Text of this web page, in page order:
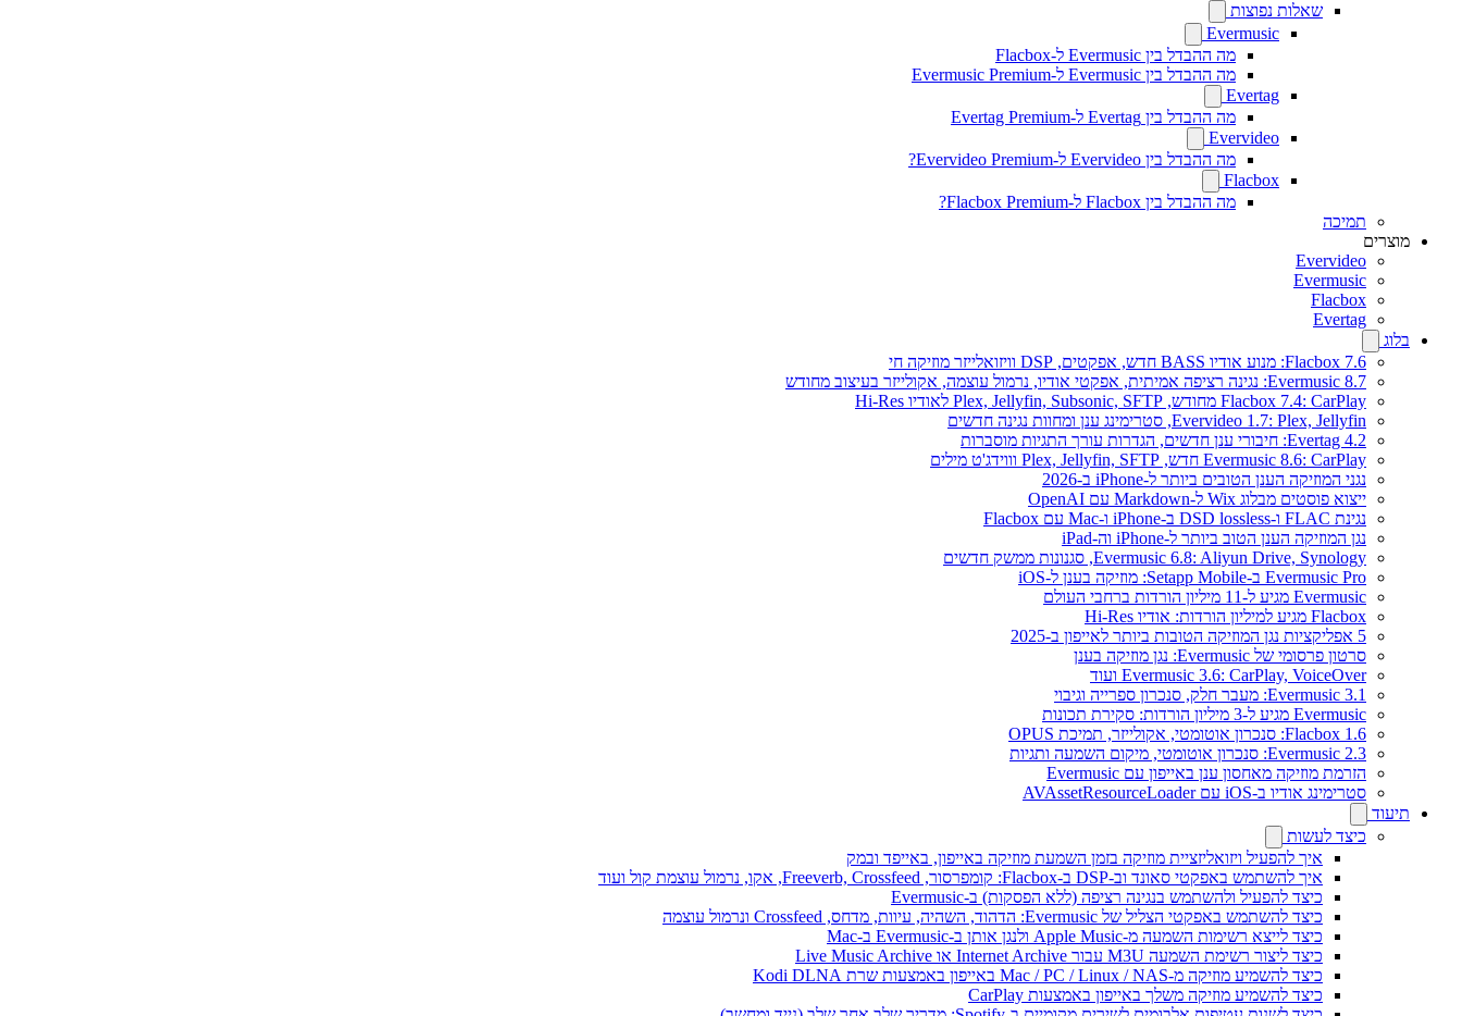
שאלות נפוצות
Evermusic
מה ההבדל בין Evermusic ל-Flacbox
מה ההבדל בין Evermusic ל-Evermusic Premium
Evertag
מה ההבדל בין Evertag ל-Evertag Premium
Evervideo
מה ההבדל בין Evervideo ל-Evervideo Premium?
Flacbox
מה ההבדל בין Flacbox ל-Flacbox Premium?
תמיכה
מוצרים
Evervideo
Evermusic
Flacbox
Evertag
בלוג
Flacbox 7.6: מנוע אודיו BASS חדש, אפקטים, DSP וויזואלייזר מוזיקה חי
Evermusic 8.7: נגינה רציפה אמיתית, אפקטי אודיו, נרמול עוצמה, אקולייזר בעיצוב מחודש
Flacbox 7.4: CarPlay מחודש, Plex, Jellyfin, Subsonic, SFTP לאודיו Hi-Res
Evervideo 1.7: Plex, Jellyfin, סטרימינג ענן ומחוות נגינה חדשים
Evertag 4.2: חיבורי ענן חדשים, הגדרות עורך התגיות מוסברות
Evermusic 8.6: CarPlay חדש, Plex, Jellyfin, SFTP וווידג'ט מילים
נגני המוזיקה הענן הטובים ביותר ל-iPhone ב-2026
ייצוא פוסטים מבלוג Wix ל-Markdown עם OpenAI
נגינת FLAC ו-DSD lossless ב-iPhone ו-Mac עם Flacbox
נגן המוזיקה הענן הטוב ביותר ל-iPhone וה-iPad
Evermusic 6.8: Aliyun Drive, Synology, סגנונות ממשק חדשים
Evermusic Pro ב-Setapp Mobile: מוזיקה בענן ל-iOS
Evermusic מגיע ל-11 מיליון הורדות ברחבי העולם
Flacbox מגיע למיליון הורדות: אודיו Hi-Res
5 אפליקציות נגן המוזיקה הטובות ביותר לאייפון ב-2025
סרטון פרסומי של Evermusic: נגן מוזיקה בענן
Evermusic 3.6: CarPlay, VoiceOver ועוד
Evermusic 3.1: מעבר חלק, סנכרון ספרייה וגיבוי
Evermusic מגיע ל-3 מיליון הורדות: סקירת תכונות
Flacbox 1.6: סנכרון אוטומטי, אקולייזר, תמיכת OPUS
Evermusic 2.3: סנכרון אוטומטי, מיקום השמעה ותגיות
הזרמת מוזיקה מאחסון ענן באייפון עם Evermusic
סטרימינג אודיו ב-iOS עם AVAssetResourceLoader
תיעוד
כיצד לעשות
איך להפעיל ויזואליזציית מוזיקה בזמן השמעת מוזיקה באייפון, באייפד ובמק
איך להשתמש באפקטי סאונד וב-DSP ב-Flacbox: קומפרסור, Freeverb, Crossfeed, אקו, נרמול עוצמת קול ועוד
כיצד להפעיל ולהשתמש בנגינה רציפה (ללא הפסקות) ב-Evermusic
כיצד להשתמש באפקטי הצליל של Evermusic: הדהוד, השהיה, עיוות, מדחס, Crossfeed ונרמול עוצמה
כיצד לייצא רשימות השמעה מ-Apple Music ולנגן אותן ב-Evermusic ב-Mac
כיצד ליצור רשימת השמעה M3U עבור Internet Archive או Live Music Archive
כיצד להשמיע מוזיקה מ-Mac / PC / Linux / NAS באייפון באמצעות שרת Kodi DLNA
כיצד להשמיע מוזיקה משלך באייפון באמצעות CarPlay